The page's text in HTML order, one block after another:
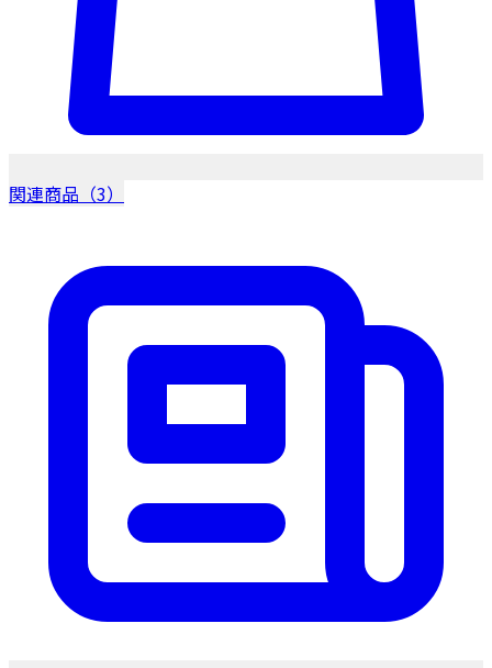
関連商品（3）